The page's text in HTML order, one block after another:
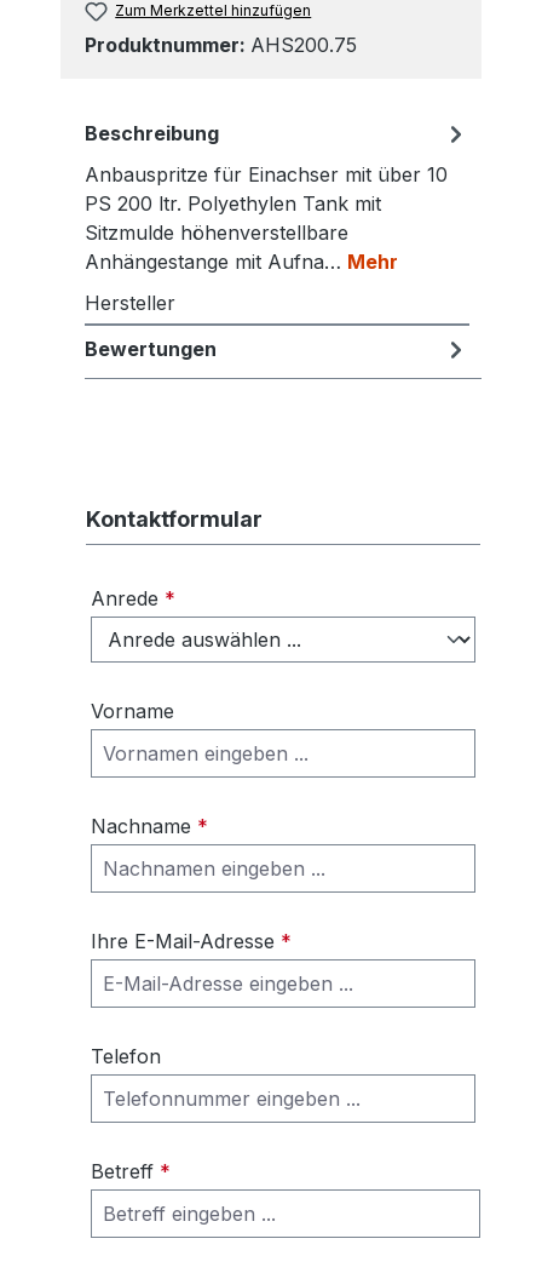
Zum Merkzettel hinzufügen
Produktnummer: AHS200.75
Beschreibung
Anbauspritze für Einachser mit über 10
PS 200 ltr. Polyethylen Tank mit
Sitzmulde höhenverstellbare
Anhängestange mit Aufna… Mehr
Hersteller
Bewertungen
Kontaktformular
Anrede *
Vorname
Nachname *
Ihre E-Mail-Adresse *
Telefon
Betreff *